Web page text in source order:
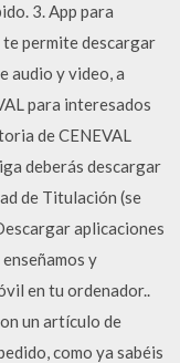
3. App para
te permite descargar
audio y video, a
para interesados
de CENEVAL
deberás descargar
de Titulación (se
aplicaciones
y
en tu ordenador..
un artículo de
como ya sabéis